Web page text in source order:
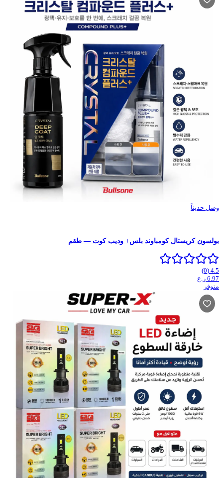
وصل حديثاً
بولسون كريستال كومباوند بلس+ وديب كوت — طقم
4.5
(
0
)
6.97 ر.ع
متوفر